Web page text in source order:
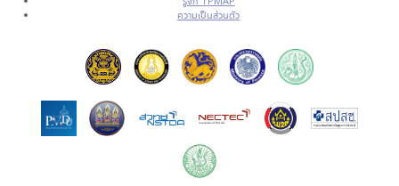
ความเป็นส่วนตัว